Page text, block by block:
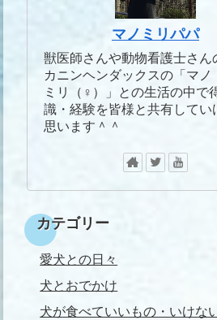
マノミリパパ
獣医師さんや動物看護士さん
カニンヘンダックスの「マノ
ミリ（♀）」との生活の中で
識・経験を皆様と共有してい
思います＾＾
カテゴリー
愛犬との日々
犬とおでかけ
犬が食べていいもの・いけな